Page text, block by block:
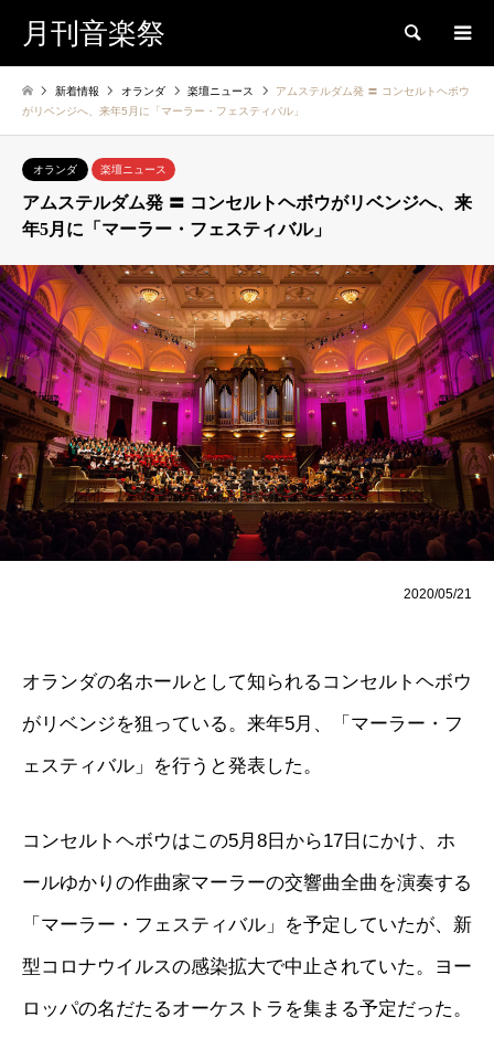
月刊音楽祭 検索
新着情報 オランダ 楽壇ニュース
アムステルダム発 〓 コンセルトヘボウ
がリベンジへ、来年5月に「マーラー・フェスティバル」
オランダ 楽壇ニュース
アムステルダム発 〓 コンセルトヘボウがリベンジへ、来
年5月に「マーラー・フェスティバル」
2020/05/21
オランダの名ホールとして知られるコンセルトヘボウ
がリベンジを狙っている。来年5月、「マーラー・フ
ェスティバル」を行うと発表した。
コンセルトヘボウはこの5月8日から17日にかけ、ホ
ールゆかりの作曲家マーラーの交響曲全曲を演奏する
「マーラー・フェスティバル」を予定していたが、新
型コロナウイルスの感染拡大で中止されていた。ヨー
ロッパの名だたるオーケストラを集まる予定だった。